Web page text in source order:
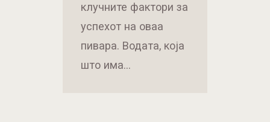
клучните фактори за
успехот на оваа
пивара. Водата, која
што има…